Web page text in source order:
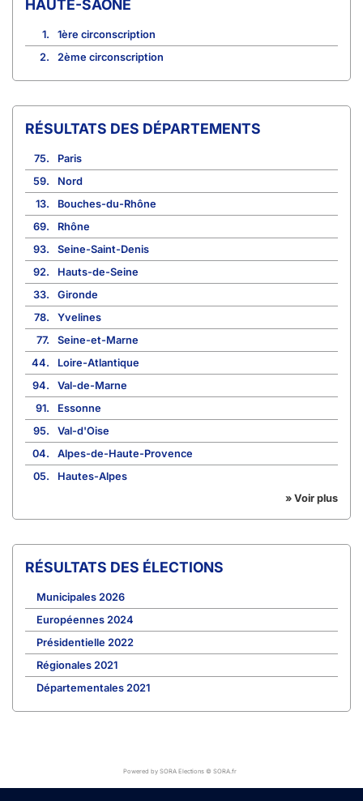
HAUTE-SAÔNE
1.
1ère circonscription
2.
2ème circonscription
RÉSULTATS DES DÉPARTEMENTS
75.
Paris
59.
Nord
13.
Bouches-du-Rhône
69.
Rhône
93.
Seine-Saint-Denis
92.
Hauts-de-Seine
33.
Gironde
78.
Yvelines
77.
Seine-et-Marne
44.
Loire-Atlantique
94.
Val-de-Marne
91.
Essonne
95.
Val-d'Oise
04.
Alpes-de-Haute-Provence
05.
Hautes-Alpes
» Voir plus
RÉSULTATS DES ÉLECTIONS
Municipales 2026
Européennes 2024
Présidentielle 2022
Régionales 2021
Départementales 2021
Powered by SORA Elections © SORA.fr